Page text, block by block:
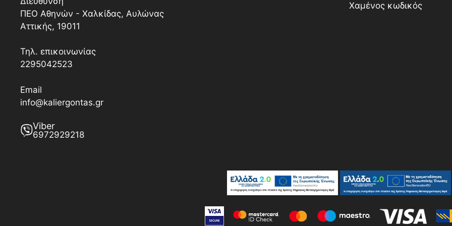
ΠΕΟ Αθηνών - Χαλκίδας, Αυλώνας
Αττικής, 19011
Τηλ. επικοινωνίας
2295042523
Email
info@kaliergontas.gr
Viber
6972929218
Χαμένος κωδικός